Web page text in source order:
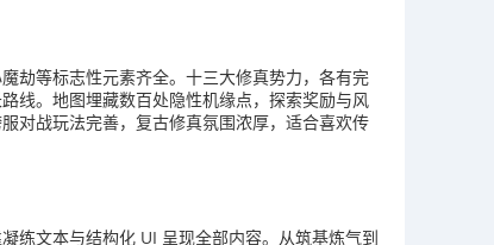
劫等标志性元素齐全。十三大修真势力，各有完
线。地图埋藏数百处隐性机缘点，探索奖励与风
对战玩法完善，复古修真氛围浓厚，适合喜欢传
练文本与结构化 UI 呈现全部内容。从筑基炼气到